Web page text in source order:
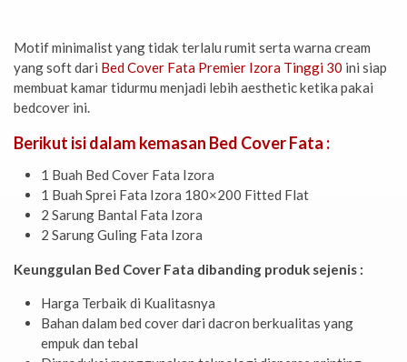
Motif minimalist yang tidak terlalu rumit serta warna cream
yang soft dari Bed Cover Fata Premier Izora Tinggi 30 ini siap
membuat kamar tidurmu menjadi lebih aesthetic ketika pakai
bedcover ini.
Berikut isi dalam kemasan Bed Cover Fata :
1 Buah Bed Cover Fata Izora
1 Buah Sprei Fata Izora 180×200 Fitted Flat
2 Sarung Bantal Fata Izora
2 Sarung Guling Fata Izora
Keunggulan Bed Cover Fata dibanding produk sejenis :
Harga Terbaik di Kualitasnya
Bahan dalam bed cover dari dacron berkualitas yang
empuk dan tebal